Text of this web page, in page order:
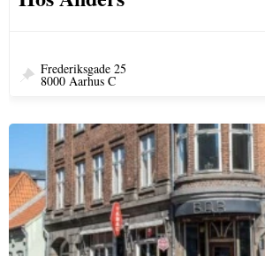
Frederiksgade 25
8000 Aarhus C